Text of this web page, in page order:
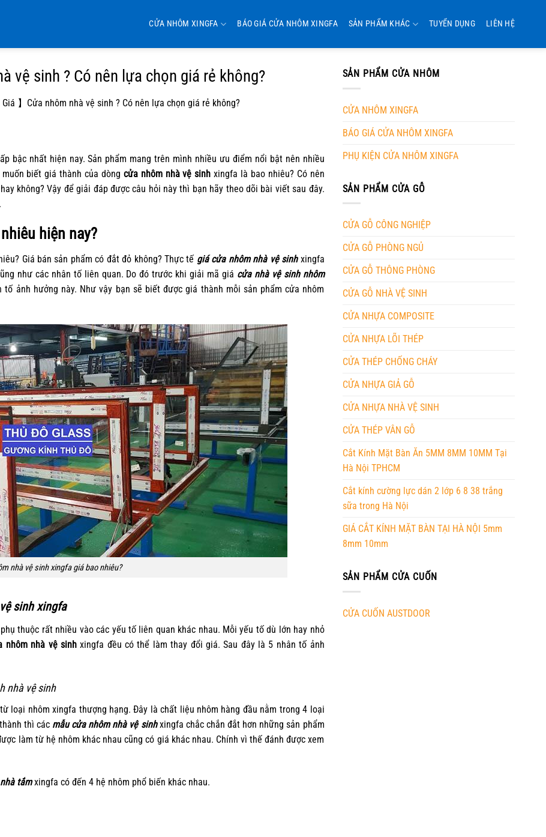
CỬA NHÔM XINGFA BÁO GIÁ CỬA NHÔM XINGFA SẢN PHẨM KHÁC TUYỂN DỤNG LIÊN HỆ
vệ sinh ? Có nên lựa chọn giá rẻ không?
Giá 】Cửa nhôm nhà vệ sinh ? Có nên lựa chọn giá rẻ không?
bậc nhất hiện nay. Sản phẩm mang trên mình nhiều ưu điểm nổi bật nên nhiều
biết giá thành của dòng cửa nhôm nhà vệ sinh xingfa là bao nhiêu? Có nên
không? Vậy để giải đáp được câu hỏi này thì bạn hãy theo dõi bài viết sau đây.
hiện nay?
Giá bán sản phẩm có đắt đỏ không? Thực tế giá cửa nhôm nhà vệ sinhxingfa
như các nhân tố liên quan. Do đó trước khi giải mã giá cửa nhà vệ sinh nhôm
ảnh hưởng này. Như vậy bạn sẽ biết được giá thành mỗi sản phẩm cửa nhôm
nhà vệ sinh xingfa giá bao nhiêu?
sinh xingfa
thuộc rất nhiều vào các yếu tố liên quan khác nhau. Mỗi yếu tố dù lớn hay nhỏ
nhôm nhà vệ sinhxingfa đều có thể làm thay đổi giá. Sau đây là 5 nhân tố ảnh
nhà vệ sinh
loại nhôm xingfa thượng hạng. Đây là chất liệu nhôm hàng đầu nằm trong 4 loại
thì các mẫu cửa nhôm nhà vệ sinhxingfa chắc chắn đắt hơn những sản phẩm
làm từ hệ nhôm khác nhau cũng có giá khác nhau. Chính vì thế đánh được xem
tắmxingfa có đến 4 hệ nhôm phổ biến khác nhau.
SẢN PHẨM CỬA NHÔM
CỬA NHÔM XINGFA
BÁO GIÁ CỬA NHÔM XINGFA
PHỤ KIỆN CỬA NHÔM XINGFA
SẢN PHẨM CỬA GỖ
CỬA GỖ CÔNG NGHIỆP
CỬA GỖ PHÒNG NGỦ
CỬA GỖ THÔNG PHÒNG
CỬA GỖ NHÀ VỆ SINH
CỬA NHỰA COMPOSITE
CỬA NHỰA LÕI THÉP
CỬA THÉP CHỐNG CHÁY
CỬA NHỰA GIẢ GỖ
CỬA NHỰA NHÀ VỆ SINH
CỬA THÉP VÂN GỖ
Cắt Kính Mặt Bàn Ăn 5MM 8MM 10MM Tại
Hà Nội TPHCM
Cắt kính cường lực dán 2 lớp 6 8 38 trắng
sữa trong Hà Nội
GIÁ CẮT KÍNH MẶT BÀN TẠI HÀ NỘI 5mm
8mm 10mm
SẢN PHẨM CỬA CUỐN
CỬA CUỐN AUSTDOOR